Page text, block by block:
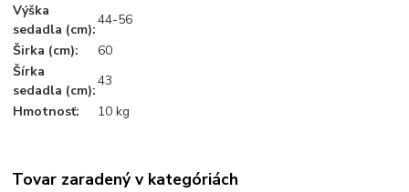
Výška
sedadla (cm):
44-56
Širka (cm):
60
Šírka
sedadla (cm):
43
Hmotnosť:
10 kg
Tovar zaradený v kategóriách